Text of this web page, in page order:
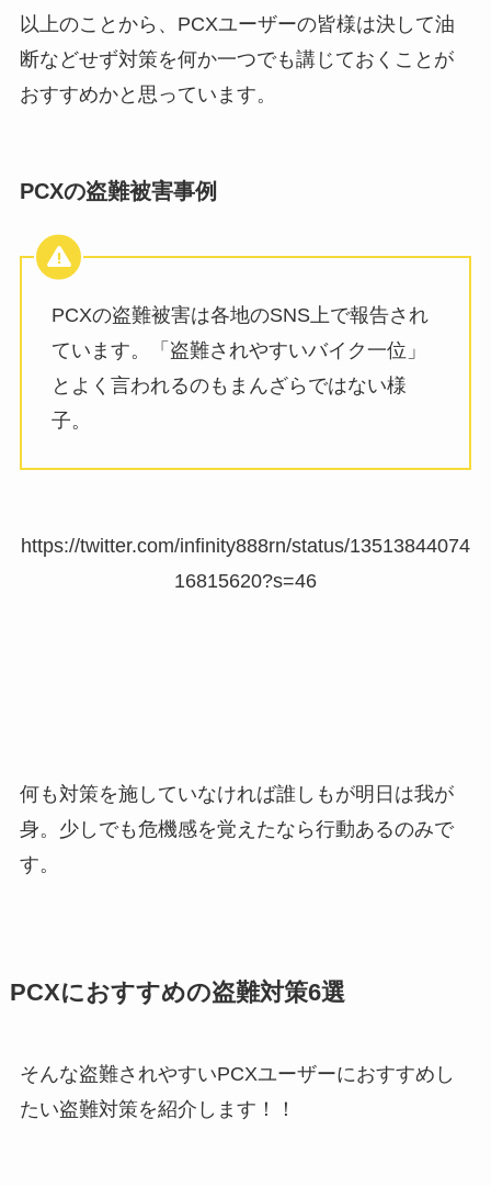
以上のことから、PCXユーザーの皆様は決して油
断などせず対策を何か一つでも講じておくことが
おすすめかと思っています。
PCXの盗難被害事例
PCXの盗難被害は各地のSNS上で報告され
ています。「盗難されやすいバイク一位」
とよく言われるのもまんざらではない様
子。
https://twitter.com/infinity888rn/status/13513844074
16815620?s=46
何も対策を施していなければ誰しもが明日は我が
身。少しでも危機感を覚えたなら行動あるのみで
す。
PCXにおすすめの盗難対策6選
そんな盗難されやすいPCXユーザーにおすすめし
たい盗難対策を紹介します！！